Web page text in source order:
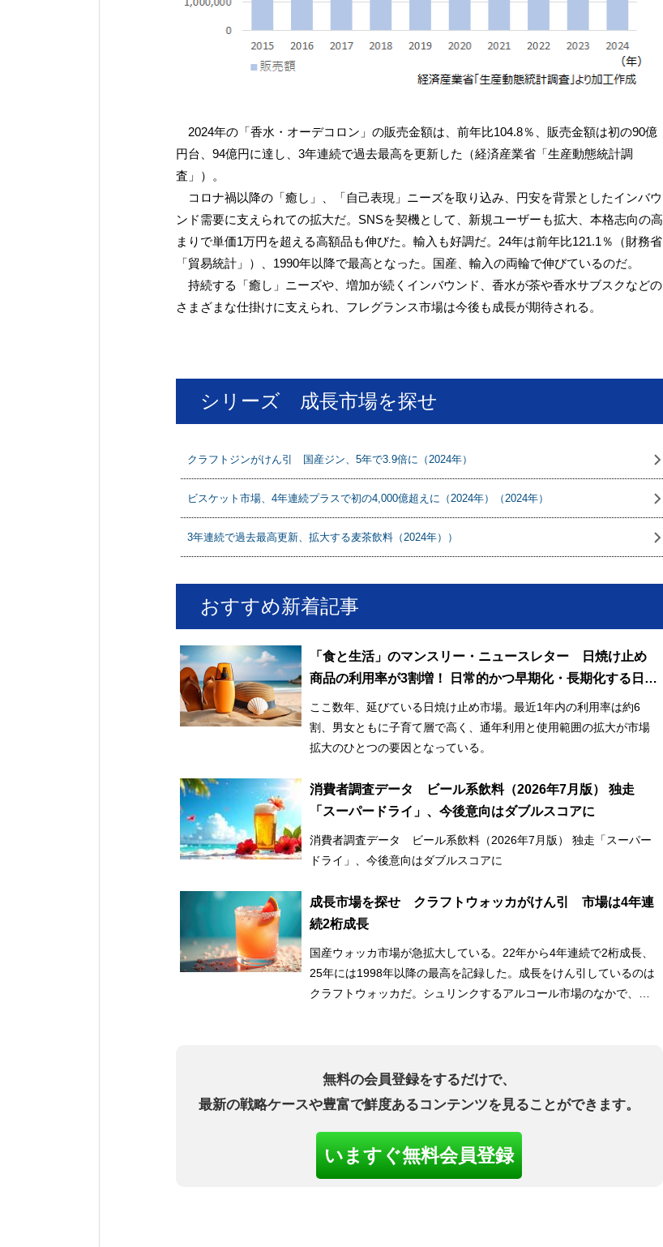
2024年の「香水・オーデコロン」の販売金額は、前年比104.8％、販売金額は初の90億
円台、94億円に達し、3年連続で過去最高を更新した（経済産業省「生産動態統計調
査」）。
コロナ禍以降の「癒し」、「自己表現」ニーズを取り込み、円安を背景としたインバウ
ンド需要に支えられての拡大だ。SNSを契機として、新規ユーザーも拡大、本格志向の高
まりで単価1万円を超える高額品も伸びた。輸入も好調だ。24年は前年比121.1％（財務省
「貿易統計」）、1990年以降で最高となった。国産、輸入の両輪で伸びているのだ。
持続する「癒し」ニーズや、増加が続くインバウンド、香水が茶や香水サブスクなどの
さまざまな仕掛けに支えられ、フレグランス市場は今後も成長が期待される。
シリーズ 成長市場を探せ
クラフトジンがけん引 国産ジン、5年で3.9倍に（2024年）
ビスケット市場、4年連続プラスで初の4,000億超えに（2024年）（2024年）
3年連続で過去最高更新、拡大する麦茶飲料（2024年））
おすすめ新着記事
「食と生活」のマンスリー・ニュースレター 日焼け止め
商品の利用率が3割増！ 日常的かつ早期化・長期化する日焼
け止め市場
ここ数年、延びている日焼け止め市場。最近1年内の利用率は約6
割、男女ともに子育て層で高く、通年利用と使用範囲の拡大が市場
拡大のひとつの要因となっている。
消費者調査データ ビール系飲料（2026年7月版） 独走
「スーパードライ」、今後意向はダブルスコアに
消費者調査データ ビール系飲料（2026年7月版） 独走「スーパー
ドライ」、今後意向はダブルスコアに
成長市場を探せ クラフトウォッカがけん引 市場は4年連
続2桁成長
国産ウォッカ市場が急拡大している。22年から4年連続で2桁成長、
25年には1998年以降の最高を記録した。成長をけん引しているのは
クラフトウォッカだ。シュリンクするアルコール市場のなかで、今
無料の会員登録をするだけで、
最新の戦略ケースや豊富で鮮度あるコンテンツを見ることができます。
いますぐ無料会員登録